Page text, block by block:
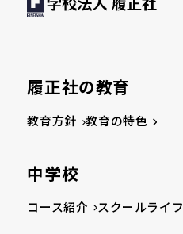
履正社の教育
教育方針 教育の特色
中学校
コース紹介 スクールライフ